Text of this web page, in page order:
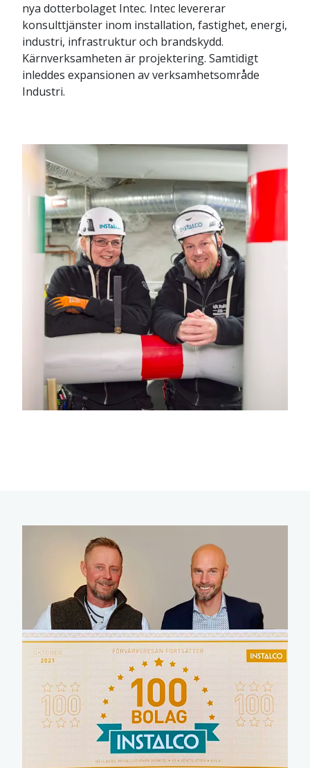
nya dotterbolaget Intec. Intec levererar
konsulttjänster inom installation, fastighet, energi,
industri, infrastruktur och brandskydd.
Kärnverksamheten är projektering. Samtidigt
inleddes expansionen av verksamhetsområde
Industri.